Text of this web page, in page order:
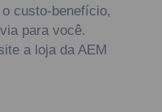
custo-benefício,
para você.
a loja da AEM